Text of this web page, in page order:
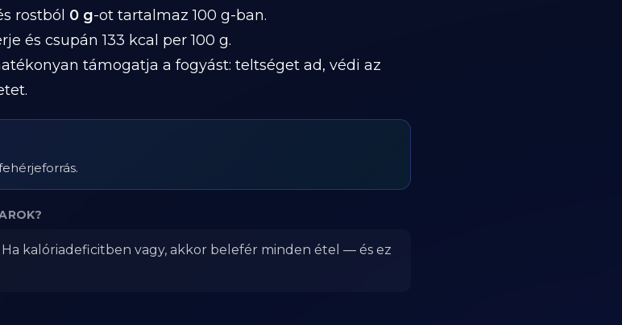
rostból 0 g-ot tartalmaz 100 g-ban.
és csupán 133 kcal per 100 g.
támogatja a fogyást: teltséget ad, védi az
Ha kalóriadeficitben vagy, akkor belefér minden étel — és ez